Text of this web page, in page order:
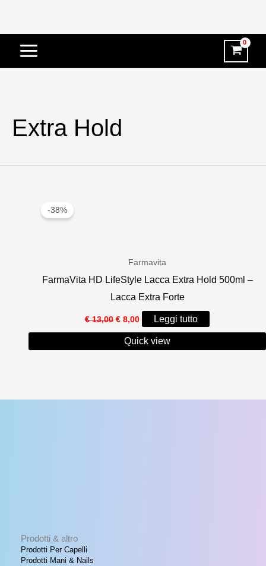
Extra Hold
-38%
Farmavita
FarmaVita HD LifeStyle Lacca Extra Hold 500ml –
Lacca Extra Forte
€13,00 Il
prezzo
originale
era:
€ 8,00 Il
prezzo
attuale
è:
Leggi tutto
Quick view
Prodotti & altro
Prodotti Per Capelli
Prodotti Mani & Nails